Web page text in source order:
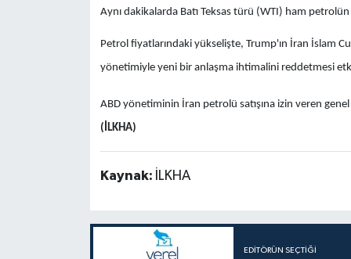
Aynı dakikalarda Batı Teksas türü (WTI) ham
Petrol fiyatlarındaki yükselişte, Trump'ın İran İslam
yönetimiyle yeni bir anlaşma ihtimalini reddetmesi
ABD yönetiminin İran petrolü satışına izin veren
(İLKHA)
Kaynak: İLKHA
EDITÖRÜN SEÇTIĞI